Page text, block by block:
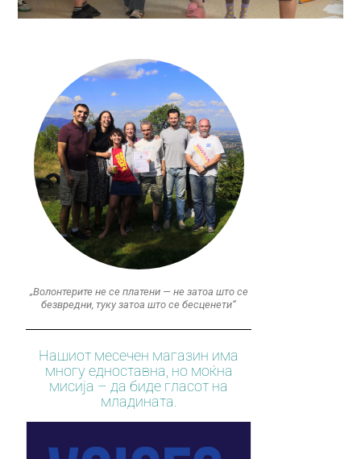
„Волонтерите не се платени — не затоа што се
безвредни, туку затоа што се бесценети“
Нашиот месечен магазин има
многу едноставна, но моќна
мисија – да биде гласот на
младината.